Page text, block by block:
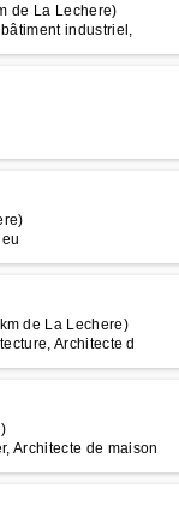
de La Lechere)
industriel,
de La Lechere)
Architecte d
Architecte de maison